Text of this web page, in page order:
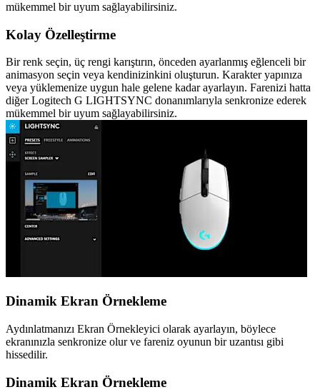
mükemmel bir uyum sağlayabilirsiniz.
Kolay Özelleştirme
Bir renk seçin, üç rengi karıştırın, önceden ayarlanmış eğlenceli bir
animasyon seçin veya kendinizinkini oluşturun. Karakter yapınıza
veya yüklemenize uygun hale gelene kadar ayarlayın. Farenizi hatta
diğer Logitech G LIGHTSYNC donanımlarıyla senkronize ederek
mükemmel bir uyum sağlayabilirsiniz.
Dinamik Ekran Örnekleme
Aydınlatmanızı Ekran Örnekleyici olarak ayarlayın, böylece
ekranınızla senkronize olur ve fareniz oyunun bir uzantısı gibi
hissedilir.
Dinamik Ekran Örnekleme